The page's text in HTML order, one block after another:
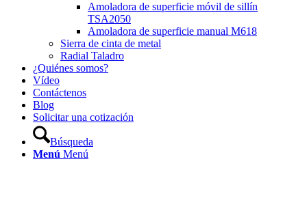
Amoladora de superficie móvil de sillín
TSA2050
Amoladora de superficie manual M618
Sierra de cinta de metal
Radial Taladro
¿Quiénes somos?
Vídeo
Contáctenos
Blog
Solicitar una cotización
Búsqueda
Menú Menú